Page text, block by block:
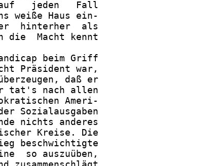
jeden   Fall
weiße Haus ein-
hinterher  als
die  Macht kennt
beim Griff
Präsident war,
daß er
tat's nach allen
Ameri-
Sozialausgaben
nichts anderes
Kreise. Die
beschwichtigte
so auszuüben,